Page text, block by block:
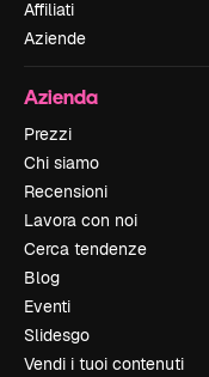
Affiliati
Aziende
Azienda
Prezzi
Chi siamo
Recensioni
Lavora con noi
Cerca tendenze
Blog
Eventi
Slidesgo
Vendi i tuoi contenuti